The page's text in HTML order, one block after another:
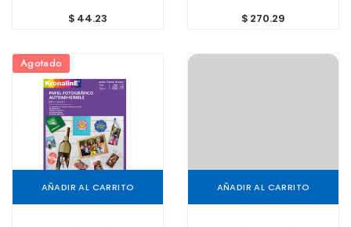
$ 44.23 $ 270.29
Agotado
AÑADIR AL CARRITO AÑADIR AL CARRITO